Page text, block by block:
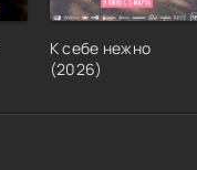
К себе нежно
(2026)